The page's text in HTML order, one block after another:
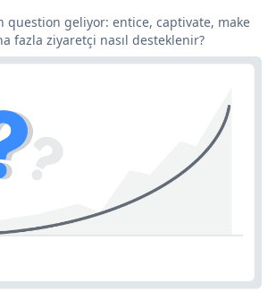
question geliyor: entice, captivate, make
fazla ziyaretçi nasıl desteklenir?